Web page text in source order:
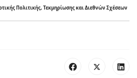
Πολιτικής, Τεκμηρίωσης και Διεθνών Σχέσεων